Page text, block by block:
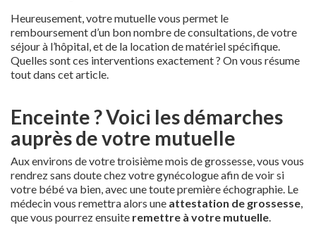
Heureusement, votre mutuelle vous permet le
remboursement d’un bon nombre de consultations, de votre
séjour à l’hôpital, et de la location de matériel spécifique.
Quelles sont ces interventions exactement ? On vous résume
tout dans cet article.
Enceinte ? Voici les démarches
auprès de votre mutuelle
Aux environs de votre troisième mois de grossesse, vous vous
rendrez sans doute chez votre gynécologue afin de voir si
votre bébé va bien, avec une toute première échographie. Le
médecin vous remettra alors une attestation de grossesse
que vous pourrez ensuite remettre à votre mutuelle